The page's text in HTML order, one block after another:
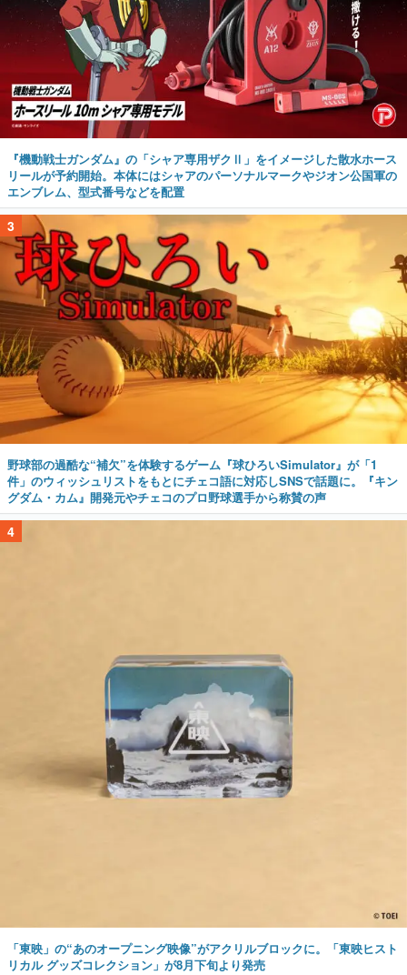
『機動戦士ガンダム』の「シャア専用ザクⅡ」をイメージした散水ホース
リールが予約開始。本体にはシャアのパーソナルマークやジオン公国軍の
エンブレム、型式番号などを配置
3
野球部の過酷な“補欠”を体験するゲーム『球ひろいSimulator』が「1
件」のウィッシュリストをもとにチェコ語に対応しSNSで話題に。『キン
グダム・カム』開発元やチェコのプロ野球選手から称賛の声
4
「東映」の“あのオープニング映像”がアクリルブロックに。「東映ヒスト
リカル グッズコレクション」が8月下旬より発売